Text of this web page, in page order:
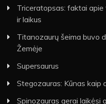
Triceratopsas: faktai
ir laikus
Titanozaurų šeima buvo
Žemėje
Supersaurus
Stegozauras: Kūnas kaip
Spinozauras gerai laikėsi